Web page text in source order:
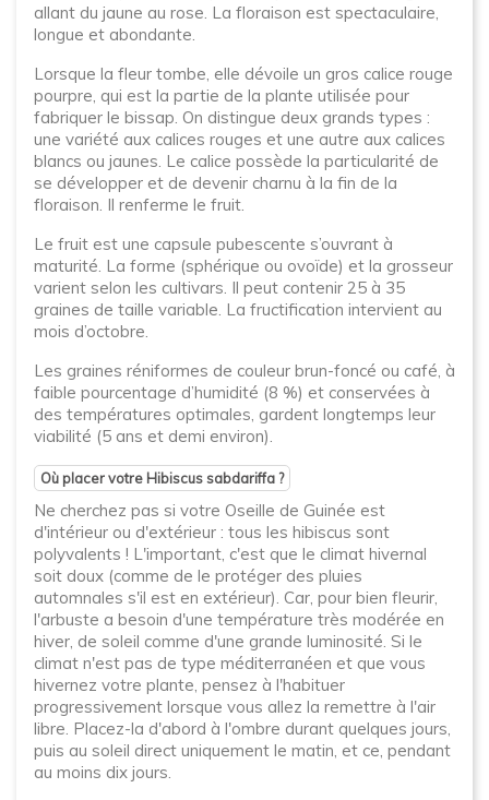
allant du jaune au rose. La floraison est spectaculaire,
longue et abondante.
Lorsque la fleur tombe, elle dévoile un gros calice rouge
pourpre, qui est la partie de la plante utilisée pour
fabriquer le bissap. On distingue deux grands types :
une variété aux calices rouges et une autre aux calices
blancs ou jaunes. Le calice possède la particularité de
se développer et de devenir charnu à la fin de la
floraison. Il renferme le fruit.
Le fruit est une capsule pubescente s’ouvrant à
maturité. La forme (sphérique ou ovoïde) et la grosseur
varient selon les cultivars. Il peut contenir 25 à 35
graines de taille variable. La fructification intervient au
mois d’octobre.
Les graines réniformes de couleur brun-foncé ou café, à
faible pourcentage d’humidité (8 %) et conservées à
des températures optimales, gardent longtemps leur
viabilité (5 ans et demi environ).
Où placer votre Hibiscus sabdariffa ?
Ne cherchez pas si votre Oseille de Guinée est
d'intérieur ou d'extérieur : tous les hibiscus sont
polyvalents ! L'important, c'est que le climat hivernal
soit doux (comme de le protéger des pluies
automnales s'il est en extérieur). Car, pour bien fleurir,
l'arbuste a besoin d'une température très modérée en
hiver, de soleil comme d'une grande luminosité. Si le
climat n'est pas de type méditerranéen et que vous
hivernez votre plante, pensez à l'habituer
progressivement lorsque vous allez la remettre à l'air
libre. Placez-la d'abord à l'ombre durant quelques jours,
puis au soleil direct uniquement le matin, et ce, pendant
au moins dix jours.